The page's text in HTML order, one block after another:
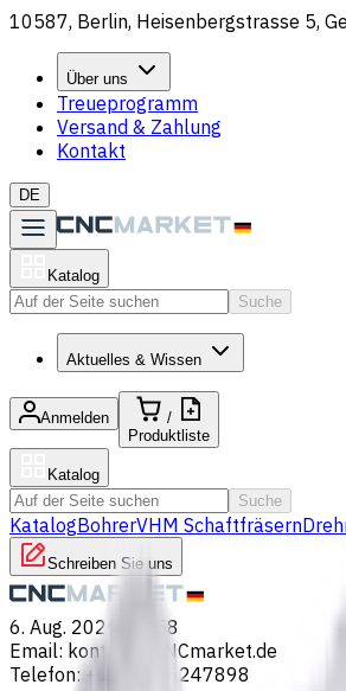
10587, Berlin, Heisenbergstrasse 5,
Über uns
Treueprogramm
Versand & Zahlung
Kontakt
DE
Katalog
Suche
Aktuelles & Wissen
Anmelden
/
Produktliste
Katalog
Suche
KatalogBohrerVHM Schaftfräsern
Schreiben Sie uns
6. Aug. 2026, 20:58
Email: kontakt@CNCmarket.de
Telefon:+4915256247898